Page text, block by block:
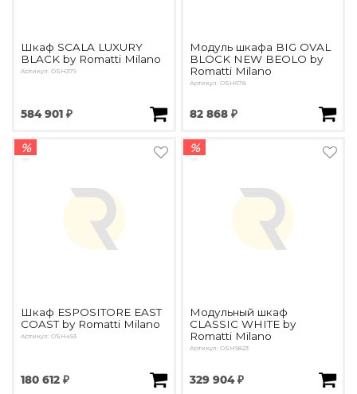
Шкаф SCALA LUXURY
BLACK by Romatti Milano
Артикул: OSH379
584 901 ₽
Модуль шкафа BIG OVAL
BLOCK NEW BEOLO by
Romatti Milano
Артикул: OSH678
82 868 ₽
%
Шкаф ESPOSITORE EAST
COAST by Romatti Milano
Артикул: OSH493
180 612 ₽
%
Модульный шкаф
CLASSIC WHITE by
Romatti Milano
Артикул: OSH9823
329 904 ₽